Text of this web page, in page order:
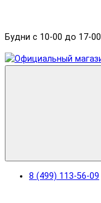
Будни с 10-00 до 17-00
8 (499) 113-56-09